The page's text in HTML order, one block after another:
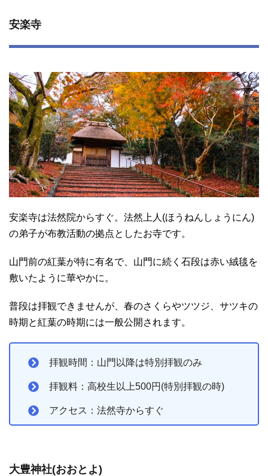
安楽寺
安楽寺は法然院からすぐ。法然上人(ほうねんしょうにん)
の弟子が布教活動の拠点としたお寺です。
山門前の紅葉が特に有名で、山門に続く石段は赤い絨毯を
敷いたように華やかに。
普段は拝観できませんが、春のさくらやツツジ、サツキの
時期と紅葉の時期には一般公開されます。
拝観時間：山門以降は特別拝観のみ
拝観料：高校生以上500円(特別拝観の時)
アクセス：法然寺からすぐ
大豊神社(おおとよ)